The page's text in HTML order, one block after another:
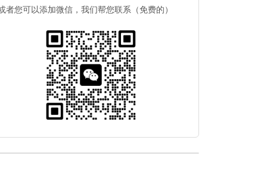
者您可以添加微信，我们帮您联系（免费的）